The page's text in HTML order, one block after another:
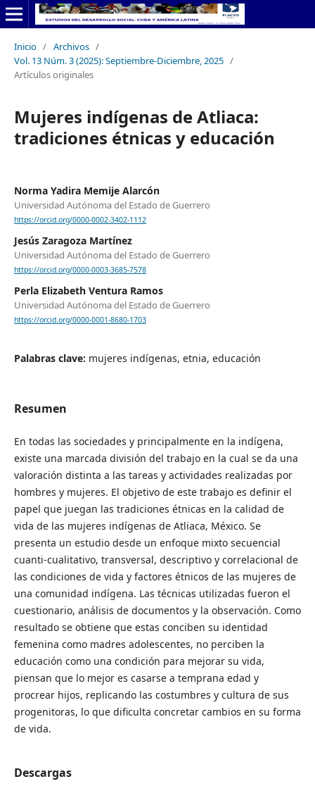
Inicio / Archivos /
Vol. 13 Núm. 3 (2025): Septiembre-Diciembre, 2025 /
Artículos originales
Mujeres indígenas de Atliaca:
tradiciones étnicas y educación
Norma Yadira Memije Alarcón
Universidad Autónoma del Estado de Guerrero
https://orcid.org/0000-0002-3402-1112
Jesús Zaragoza Martínez
Universidad Autónoma del Estado de Guerrero
https://orcid.org/0000-0003-3685-7578
Perla Elizabeth Ventura Ramos
Universidad Autónoma del Estado de Guerrero
https://orcid.org/0000-0001-8680-1703
Palabras clave: mujeres indígenas, etnia, educación
Resumen
En todas las sociedades y principalmente en la indígena,
existe una marcada división del trabajo en la cual se da una
valoración distinta a las tareas y actividades realizadas por
hombres y mujeres. El objetivo de este trabajo es definir el
papel que juegan las tradiciones étnicas en la calidad de
vida de las mujeres indígenas de Atliaca, México. Se
presenta un estudio desde un enfoque mixto secuencial
cuanti-cualitativo, transversal, descriptivo y correlacional de
las condiciones de vida y factores étnicos de las mujeres de
una comunidad indígena. Las técnicas utilizadas fueron el
cuestionario, análisis de documentos y la observación. Como
resultado se obtiene que estas conciben su identidad
femenina como madres adolescentes, no perciben la
educación como una condición para mejorar su vida,
piensan que lo mejor es casarse a temprana edad y
procrear hijos, replicando las costumbres y cultura de sus
progenitoras, lo que dificulta concretar cambios en su forma
de vida.
Descargas